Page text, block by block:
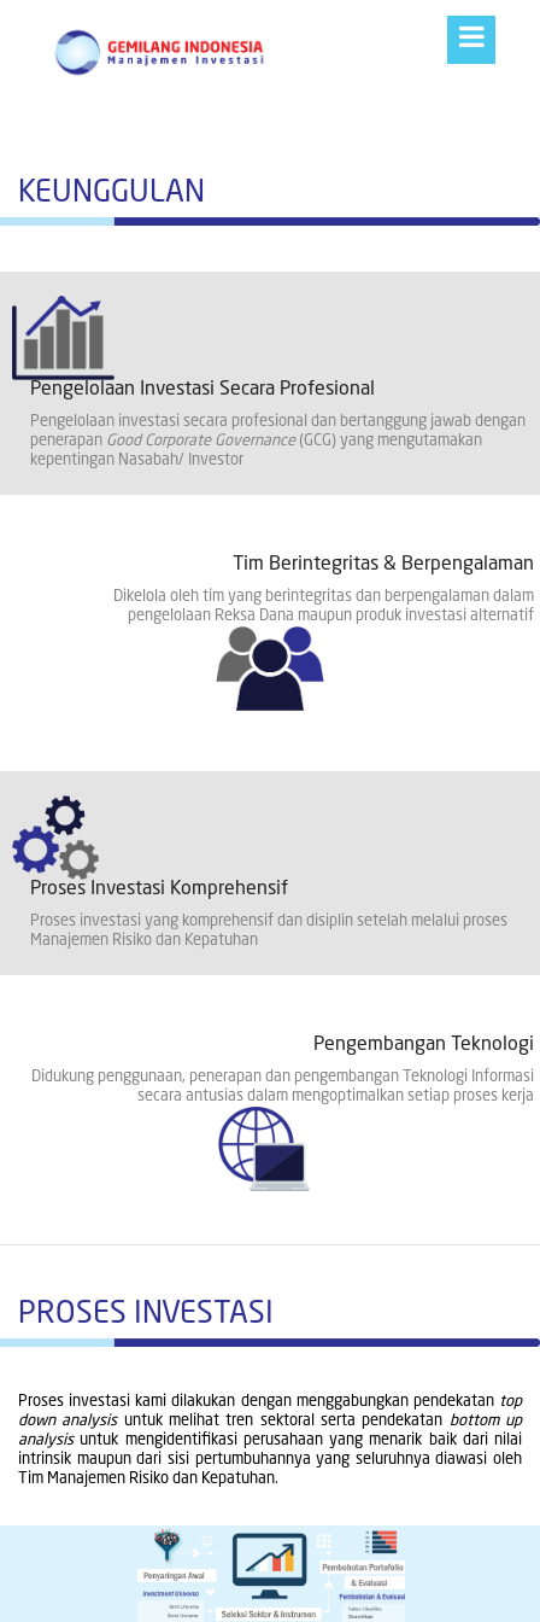
KEUNGGULAN
Pengelolaan Investasi Secara Profesional
Pengelolaan investasi secara profesional dan bertanggung jawab dengan
penerapan Good Corporate Governance(GCG) yang mengutamakan
kepentingan Nasabah/ Investor
Tim Berintegritas & Berpengalaman
Dikelola oleh tim yang berintegritas dan berpengalaman dalam
pengelolaan Reksa Dana maupun produk investasi alternatif
Proses Investasi Komprehensif
Proses investasi yang komprehensif dan disiplin setelah melalui proses
Manajemen Risiko dan Kepatuhan
Pengembangan Teknologi
Didukung penggunaan, penerapan dan pengembangan Teknologi Informasi
secara antusias dalam mengoptimalkan setiap proses kerja
PROSES INVESTASI
Proses investasi kami dilakukan dengan menggabungkan pendekatan top
down analysisuntuk melihat tren sektoral serta pendekatan bottom up
analysisuntuk mengidentifikasi perusahaan yang menarik baik dari nilai
intrinsik maupun dari sisi pertumbuhannya yang seluruhnya diawasi oleh
Tim Manajemen Risiko dan Kepatuhan.